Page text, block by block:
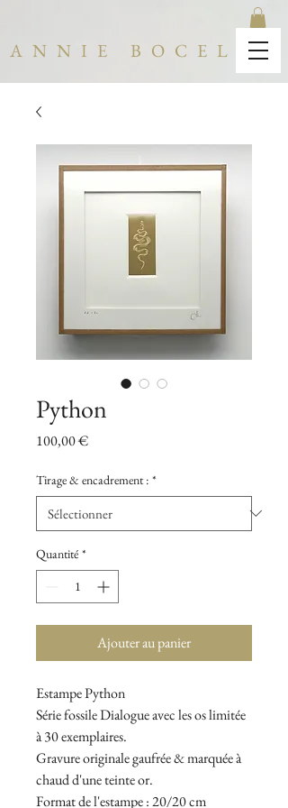
ANNIE BOCEL
Python
100,00 €Prix
Tirage & encadrement : *
Quantité *
Ajouter au panier
EstampePython
Série fossileDialogue avec les oslimitée
à 30 exemplaires.
Gravure originale gaufrée & marquée à
chaud d'une teinte or.
Format de l'estampe : 20/20 cm